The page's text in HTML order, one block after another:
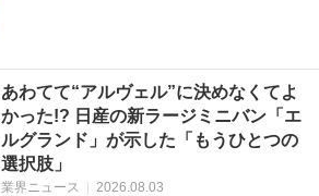
あわてて“アルヴェル”に決めなくてよ
かった!? 日産の新ラージミニバン「エ
ルグランド」が示した「もうひとつの
選択肢」
業界ニュース | 2026.08.03